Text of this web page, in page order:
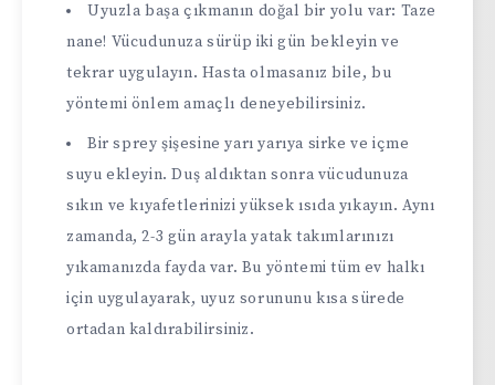
Uyuzla başa çıkmanın doğal bir yolu var: Taze
nane! Vücudunuza sürüp iki gün bekleyin ve
tekrar uygulayın. Hasta olmasanız bile, bu
yöntemi önlem amaçlı deneyebilirsiniz.
Bir sprey şişesine yarı yarıya sirke ve içme
suyu ekleyin. Duş aldıktan sonra vücudunuza
sıkın ve kıyafetlerinizi yüksek ısıda yıkayın. Aynı
zamanda, 2-3 gün arayla yatak takımlarınızı
yıkamanızda fayda var. Bu yöntemi tüm ev halkı
için uygulayarak, uyuz sorununu kısa sürede
ortadan kaldırabilirsiniz.